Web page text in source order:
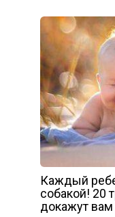
Каждый
собакой! 20
докажут вам